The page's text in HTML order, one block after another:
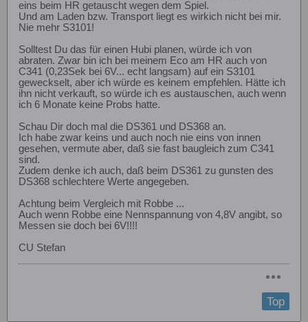
eins beim HR getauscht wegen dem Spiel.
Und am Laden bzw. Transport liegt es wirkich nicht bei mir.
Nie mehr S3101!
Solltest Du das für einen Hubi planen, würde ich von
abraten. Zwar bin ich bei meinem Eco am HR auch von
C341 (0,23Sek bei 6V... echt langsam) auf ein S3101
geweckselt, aber ich würde es keinem empfehlen. Hätte ich
ihn nicht verkauft, so würde ich es austauschen, auch wenn
ich 6 Monate keine Probs hatte.
Schau Dir doch mal die DS361 und DS368 an.
Ich habe zwar keins und auch noch nie eins von innen
gesehen, vermute aber, daß sie fast baugleich zum C341
sind.
Zudem denke ich auch, daß beim DS361 zu gunsten des
DS368 schlechtere Werte angegeben.
Achtung beim Vergleich mit Robbe ...
Auch wenn Robbe eine Nennspannung von 4,8V angibt, so
Messen sie doch bei 6V!!!!
CU Stefan
Top